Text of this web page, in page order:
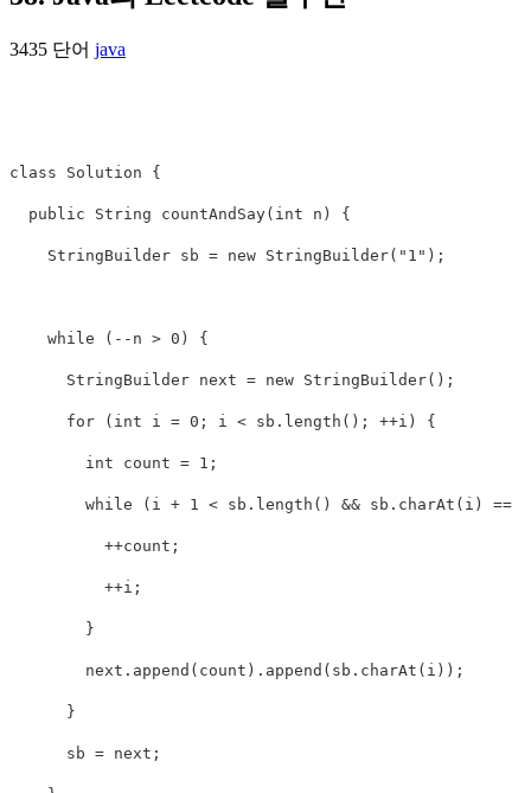
3435 단어 java
class Solution {
public String countAndSay( int n ) {
StringBuilder sb = new StringBuilder( "1" );
while (-- n > 0 ) {
StringBuilder next = new StringBuilder();
for ( int i = 0 ; i < sb . length (); ++i ) {
int count = 1 ;
while ( i + 1 < sb . length () && sb . charAt ( i ) ==
++count ;
++i ;
}
next . append ( count ). append ( sb . charAt ( i ));
}
sb = next ;